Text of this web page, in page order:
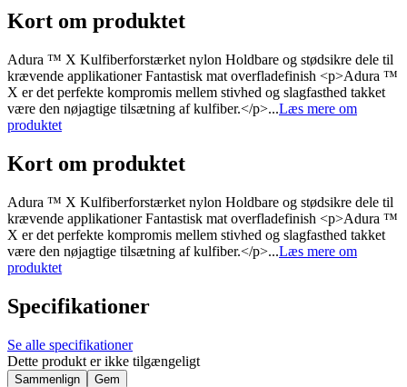
Kort om produktet
Adura ™ X Kulfiberforstærket nylon Holdbare og stødsikre dele til
krævende applikationer Fantastisk mat overfladefinish <p>Adura ™
X er det perfekte kompromis mellem stivhed og slagfasthed takket
være den nøjagtige tilsætning af kulfiber.</p>...Læs mere om
produktet
Kort om produktet
Adura ™ X Kulfiberforstærket nylon Holdbare og stødsikre dele til
krævende applikationer Fantastisk mat overfladefinish <p>Adura ™
X er det perfekte kompromis mellem stivhed og slagfasthed takket
være den nøjagtige tilsætning af kulfiber.</p>...Læs mere om
produktet
Specifikationer
Se alle specifikationer
Dette produkt er ikke tilgængeligt
Sammenlign Gem